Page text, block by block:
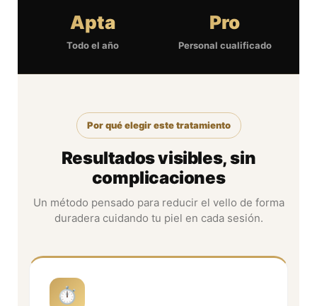
Apta
Todo el año
Pro
Personal cualificado
Por qué elegir este tratamiento
Resultados visibles, sin
complicaciones
Un método pensado para reducir el vello de forma
duradera cuidando tu piel en cada sesión.
⏱️